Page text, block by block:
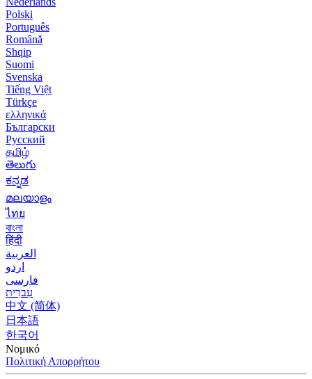
Polski
Português
Română
Shqip
Suomi
Svenska
Tiếng Việt
Türkçe
ελληνικά
Български
Русский
தமிழ்
తెలుగు
ಕನ್ನಡ
മലയാളം
ไทย
বাংলা
हिंदी
العربية
اردو
فارسی
עִברִית
中文 (简体)
日本語
한국어
Νομικό
Πολιτική Απορρήτου